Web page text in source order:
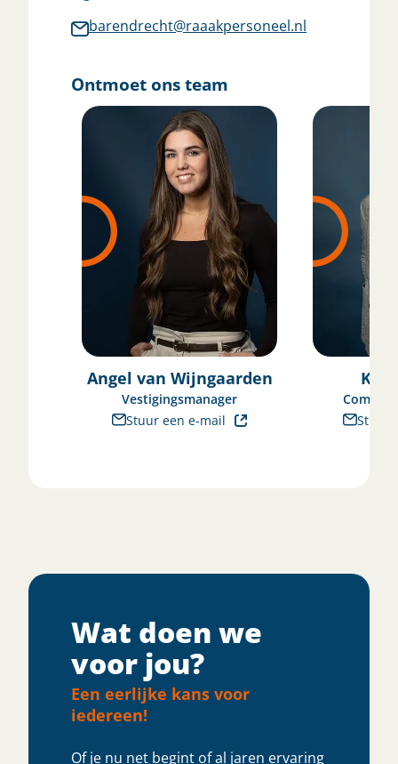
barendrecht@raaakpersoneel.nl
Ontmoet ons team
Angel van Wijngaarden
Vestigingsmanager
Stuur een e-mail
Stuur
Wat doen we
voor jou?
Een eerlijke kans voor
iedereen!
Of je nu net begint of al jaren ervaring